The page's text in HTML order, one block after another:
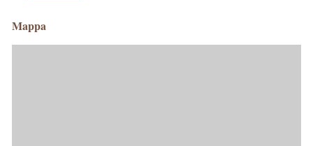
Mappa